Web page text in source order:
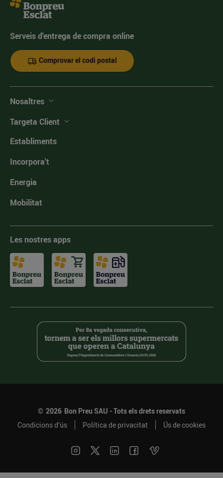
Serveis d'entrega de compra online
Comprovar el codi postal
Nosaltres
Targeta Client
Establiments
Incorpora't
Energia
Mobilitat
Les nostres apps
© 2026 Bon Preu SAU - Tots els drets reservats
Condicions d’ús
Política de privacitat Ús de cookies